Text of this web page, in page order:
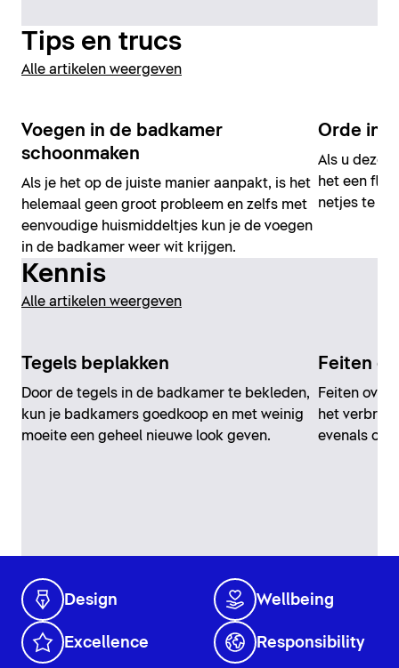
Tips en trucs
Alle artikelen weergeven
Voegen in de badkamer
schoonmaken
Als je het op de juiste manier aanpakt, is het
helemaal geen groot probleem en zelfs met
eenvoudige huismiddeltjes kun je de voegen
in de badkamer weer wit krijgen.
Orde in
Als u deze
het een
netjes te
Kennis
Alle artikelen weergeven
Tegels beplakken
Door de tegels in de badkamer te bekleden,
kun je badkamers goedkoop en met weinig
moeite een geheel nieuwe look geven.
Feiten
Feiten over
het
evenals
Design Wellbeing
Excellence Responsibility